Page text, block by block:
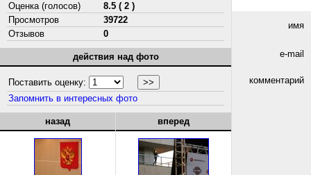
Оценка (голосов)
8.5 ( 2 )
Просмотров
39722
Отзывов
0
действия над фото
Поставить оценку:
Запомнить в интересных фото
назад вперед
имя
e-mail
комментарий